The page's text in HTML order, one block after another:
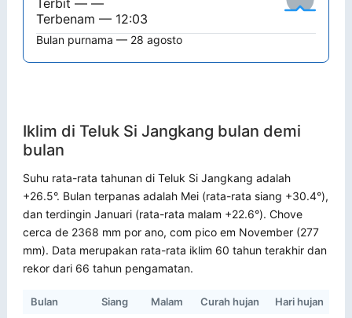
Terbit — —
Terbenam — 12:03
Bulan purnama — 28 agosto
Iklim di Teluk Si Jangkang bulan demi
bulan
Suhu rata-rata tahunan di Teluk Si Jangkang adalah
+26.5°. Bulan terpanas adalah Mei (rata-rata siang +30.4°),
dan terdingin Januari (rata-rata malam +22.6°). Chove
cerca de 2368 mm por ano, com pico em November (277
mm). Data merupakan rata-rata iklim 60 tahun terakhir dan
rekor dari 66 tahun pengamatan.
Bulan Siang Malam Curah hujan Hari hujan